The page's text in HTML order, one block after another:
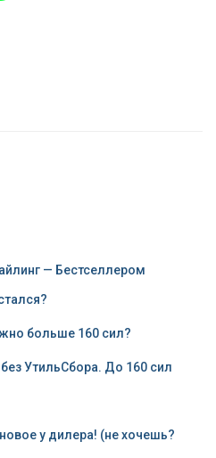
— Бестселлером
больше 160 сил?
УтильСбора. До 160 сил
у дилера! (не хочешь?